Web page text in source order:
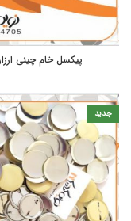
پیکسل خام چینی
جدید